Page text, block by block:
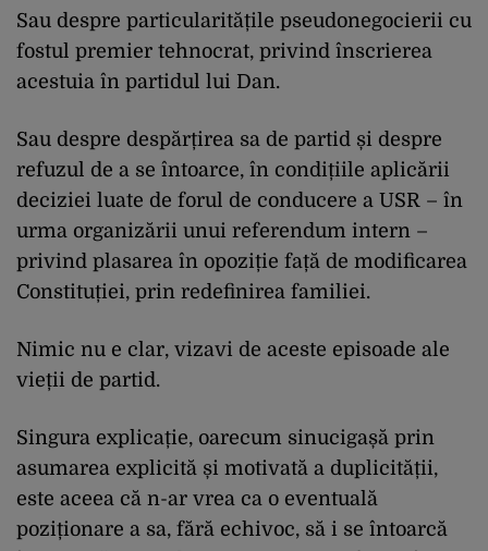
Sau despre particularitățile pseudonegocierii cu
fostul premier tehnocrat, privind înscrierea
acestuia în partidul lui Dan.
Sau despre despărțirea sa de partid și despre
refuzul de a se întoarce, în condițiile aplicării
deciziei luate de forul de conducere a USR – în
urma organizării unui referendum intern –
privind plasarea în opoziție față de modificarea
Constituției, prin redefinirea familiei.
Nimic nu e clar, vizavi de aceste episoade ale
vieții de partid.
Singura explicație, oarecum sinucigașă prin
asumarea explicită și motivată a duplicității,
este aceea că n-ar vrea ca o eventuală
poziționare a sa, fără echivoc, să i se întoarcă